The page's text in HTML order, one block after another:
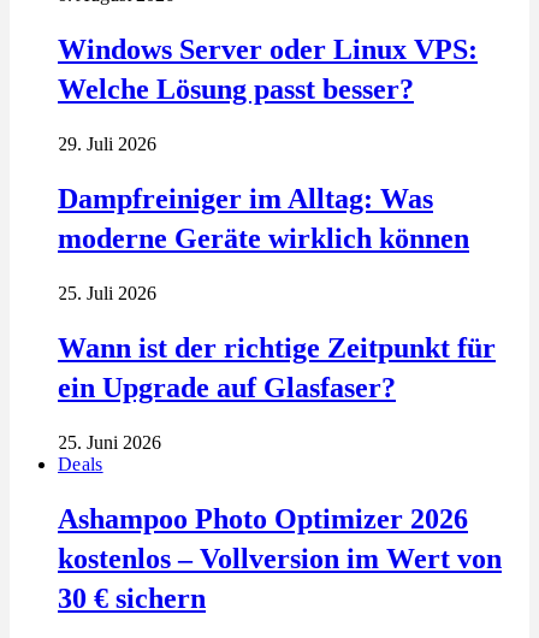
Windows Server oder Linux VPS:
Welche Lösung passt besser?
29. Juli 2026
Dampfreiniger im Alltag: Was
moderne Geräte wirklich können
25. Juli 2026
Wann ist der richtige Zeitpunkt für
ein Upgrade auf Glasfaser?
25. Juni 2026
Deals
Ashampoo Photo Optimizer 2026
kostenlos – Vollversion im Wert von
30 € sichern